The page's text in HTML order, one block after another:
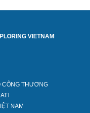
VIETNAM
CÔNG THƯƠNG
NAM